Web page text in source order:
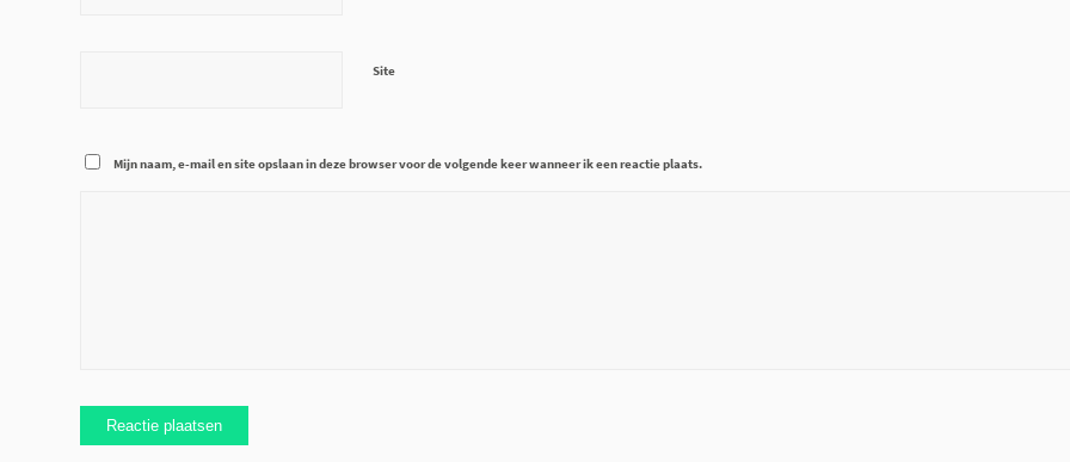
Site
Mijn naam, e-mail en site opslaan in deze browser voor de volgende keer wanneer ik een reactie plaats.